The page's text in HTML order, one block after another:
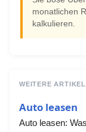
monatlichen
kalkulieren.
WEITERE ARTIKEL
Auto leasen
Auto leasen: